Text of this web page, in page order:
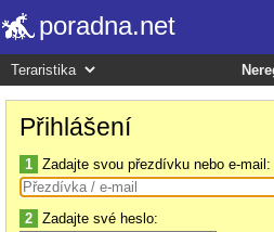
poradna.net
Přihlášení
1 Zadajte svou přezdívku nebo e-mail:
2 Zadajte své heslo: